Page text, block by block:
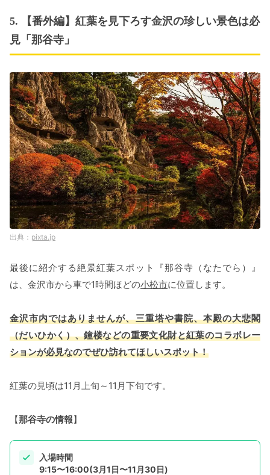
5. 【番外編】紅葉を見下ろす金沢の珍しい景色は必
見「那谷寺」
pixta.jp
最後に紹介する絶景紅葉スポット『那谷寺（なたでら）』
は、金沢市から車で1時間ほどの小松市に位置します。
金沢市内ではありませんが、三重塔や書院、本殿の大悲閣
（だいひかく）、鐘楼などの重要文化財と紅葉のコラボレー
ションが必見なのでぜひ訪れてほしいスポット！
紅葉の見頃は11月上旬～11月下旬です。
【那谷寺の情報】
入場時間
9:15〜16:00(3月1日〜11月30日)